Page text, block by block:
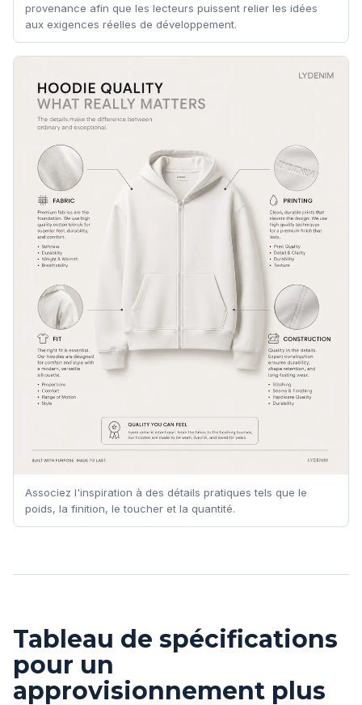
provenance afin que les lecteurs puissent relier les idées
aux exigences réelles de développement.
Associez l'inspiration à des détails pratiques tels que le
poids, la finition, le toucher et la quantité.
Tableau de spécifications
pour un
approvisionnement plus